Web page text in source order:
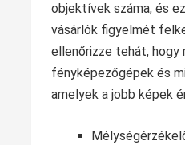
objektívek száma, és
vásárlók figyelmét
ellenőrizze tehát, hogy
fényképezőgépek és
amelyek a jobb képek